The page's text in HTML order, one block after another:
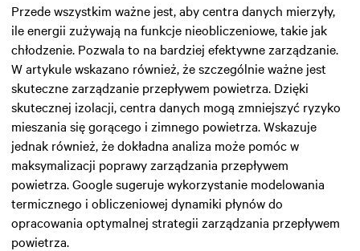
Przede wszystkim ważne jest, aby centra danych mierzyły,
ile energii zużywają na funkcje nieobliczeniowe, takie jak
chłodzenie. Pozwala to na bardziej efektywne zarządzanie.
W artykule wskazano również, że szczególnie ważne jest
skuteczne zarządzanie przepływem powietrza. Dzięki
skutecznej izolacji, centra danych mogą zmniejszyć ryzyko
mieszania się gorącego i zimnego powietrza. Wskazuje
jednak również, że dokładna analiza może pomóc w
maksymalizacji poprawy zarządzania przepływem
powietrza. Google sugeruje wykorzystanie modelowania
termicznego i obliczeniowej dynamiki płynów do
opracowania optymalnej strategii zarządzania przepływem
powietrza.